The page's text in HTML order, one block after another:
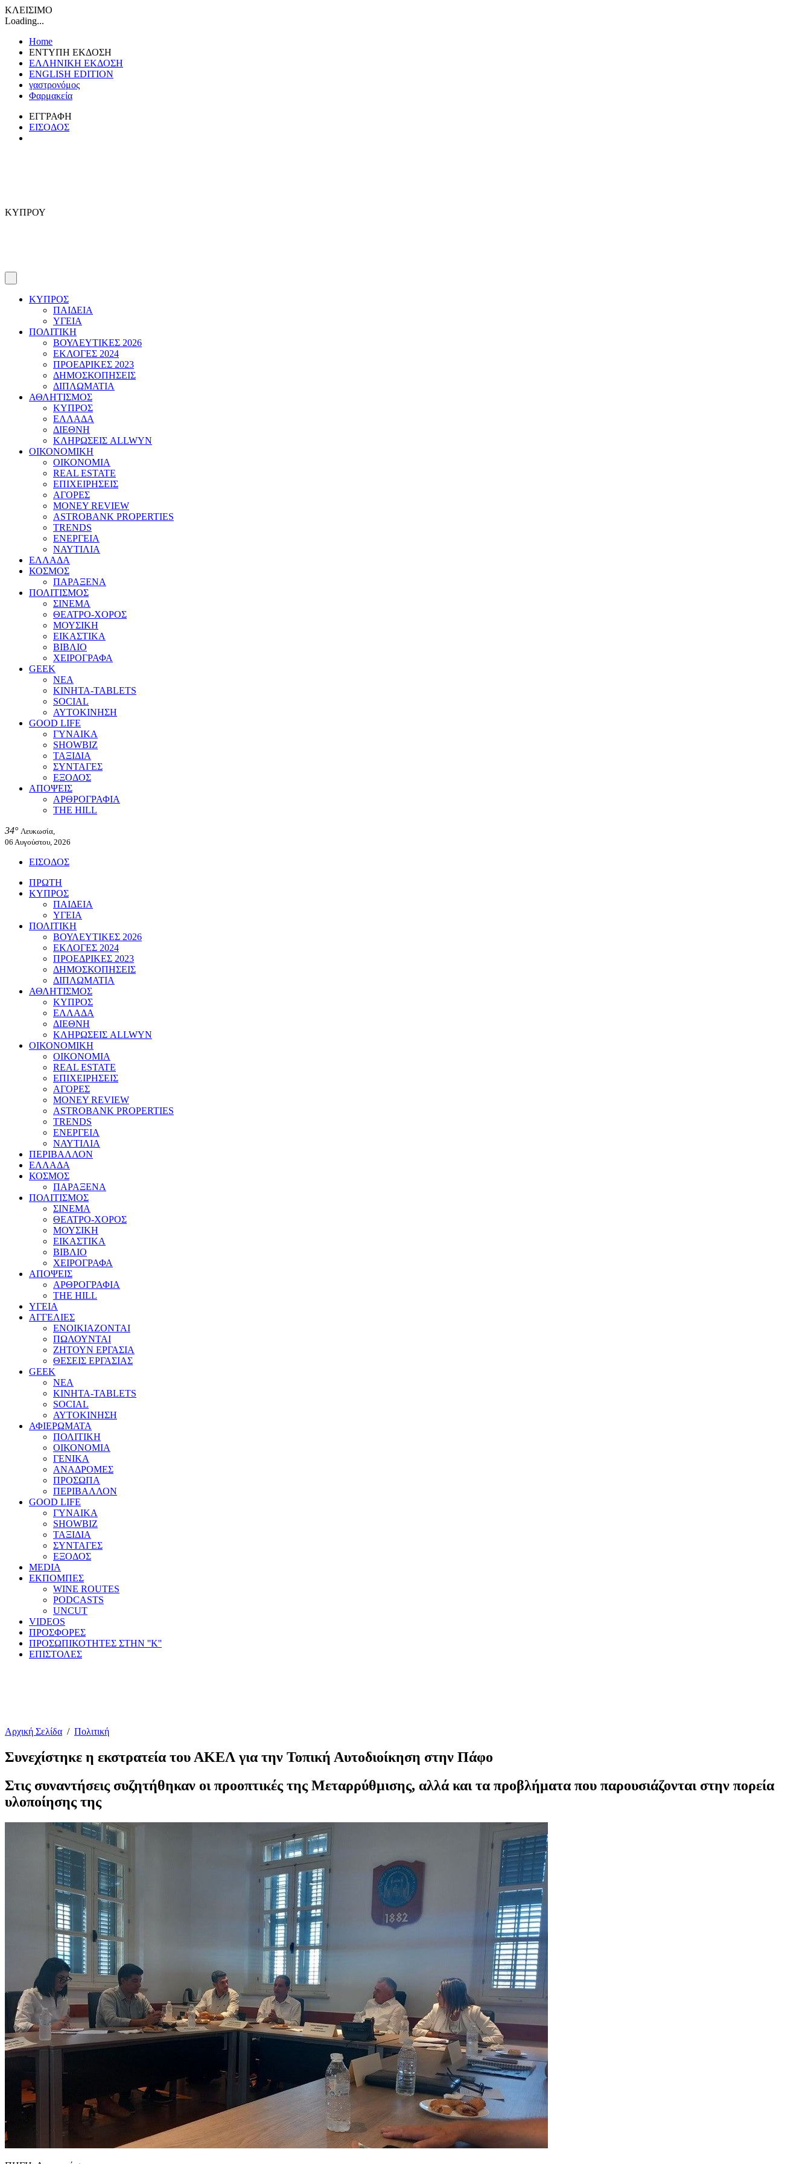
ΚΛΕΙΣΙΜΟ
Loading...
Home
ΕΝΤΥΠΗ ΕΚΔΟΣΗ
ΕΛΛΗΝΙΚΗ ΕΚΔΟΣΗ
ENGLISH EDITION
γαστρονόμος
Φαρμακεία
ΕΓΓΡΑΦΗ
ΕΙΣΟΔΟΣ
ΚΥΠΡΟΥ
ΚΥΠΡΟΣ
ΠΑΙΔΕΙΑ
ΥΓΕΙΑ
ΠΟΛΙΤΙΚΗ
ΒΟΥΛΕΥΤΙΚΕΣ 2026
ΕΚΛΟΓΕΣ 2024
ΠΡΟΕΔΡΙΚΕΣ 2023
ΔΗΜΟΣΚΟΠΗΣΕΙΣ
ΔΙΠΛΩΜΑΤΙΑ
ΑΘΛΗΤΙΣΜΟΣ
ΚΥΠΡΟΣ
ΕΛΛΑΔΑ
ΔΙΕΘΝΗ
ΚΛΗΡΩΣΕΙΣ ALLWYN
ΟΙΚΟΝΟΜΙΚΗ
ΟΙΚΟΝΟΜΙΑ
REAL ESTATE
ΕΠΙΧΕΙΡΗΣΕΙΣ
ΑΓΟΡΕΣ
MONEY REVIEW
ASTROBANK PROPERTIES
TRENDS
ΕΝΕΡΓΕΙΑ
ΝΑΥΤΙΛΙΑ
ΕΛΛΑΔΑ
ΚΟΣΜΟΣ
ΠΑΡΑΞΕΝΑ
ΠΟΛΙΤΙΣΜΟΣ
ΣΙΝΕΜΑ
ΘΕΑΤΡΟ-ΧΟΡΟΣ
ΜΟΥΣΙΚΗ
ΕΙΚΑΣΤΙΚΑ
ΒΙΒΛΙΟ
ΧΕΙΡΟΓΡΑΦΑ
GEEK
ΝΕΑ
ΚΙΝΗΤΑ-TABLETS
SOCIAL
ΑΥΤΟΚΙΝΗΣΗ
GOOD LIFE
ΓΥΝΑΙΚΑ
SHOWBIZ
ΤΑΞΙΔΙΑ
ΣΥΝΤΑΓΕΣ
ΕΞΟΔΟΣ
ΑΠΟΨΕΙΣ
ΑΡΘΡΟΓΡΑΦΙΑ
THE HILL
34° Λευκωσία,
06 Αυγούστου, 2026
ΕΙΣΟΔΟΣ
ΠΡΩΤΗ
ΚΥΠΡΟΣ
ΠΑΙΔΕΙΑ
ΥΓΕΙΑ
ΠΟΛΙΤΙΚΗ
ΒΟΥΛΕΥΤΙΚΕΣ 2026
ΕΚΛΟΓΕΣ 2024
ΠΡΟΕΔΡΙΚΕΣ 2023
ΔΗΜΟΣΚΟΠΗΣΕΙΣ
ΔΙΠΛΩΜΑΤΙΑ
ΑΘΛΗΤΙΣΜΟΣ
ΚΥΠΡΟΣ
ΕΛΛΑΔΑ
ΔΙΕΘΝΗ
ΚΛΗΡΩΣΕΙΣ ALLWYN
ΟΙΚΟΝΟΜΙΚΗ
ΟΙΚΟΝΟΜΙΑ
REAL ESTATE
ΕΠΙΧΕΙΡΗΣΕΙΣ
ΑΓΟΡΕΣ
MONEY REVIEW
ASTROBANK PROPERTIES
TRENDS
ΕΝΕΡΓΕΙΑ
ΝΑΥΤΙΛΙΑ
ΠΕΡΙΒΑΛΛΟΝ
ΕΛΛΑΔΑ
ΚΟΣΜΟΣ
ΠΑΡΑΞΕΝΑ
ΠΟΛΙΤΙΣΜΟΣ
ΣΙΝΕΜΑ
ΘΕΑΤΡΟ-ΧΟΡΟΣ
ΜΟΥΣΙΚΗ
ΕΙΚΑΣΤΙΚΑ
ΒΙΒΛΙΟ
ΧΕΙΡΟΓΡΑΦΑ
ΑΠΟΨΕΙΣ
ΑΡΘΡΟΓΡΑΦΙΑ
THE HILL
ΥΓΕΙΑ
ΑΓΓΕΛΙΕΣ
ΕΝΟΙΚΙΑΖΟΝΤΑΙ
ΠΩΛΟΥΝΤΑΙ
ΖΗΤΟΥΝ ΕΡΓΑΣΙΑ
ΘΕΣΕΙΣ ΕΡΓΑΣΙΑΣ
GEEK
ΝΕΑ
ΚΙΝΗΤΑ-TABLETS
SOCIAL
ΑΥΤΟΚΙΝΗΣΗ
ΑΦΙΕΡΩΜΑΤΑ
ΠΟΛΙΤΙΚΗ
ΟΙΚΟΝΟΜΙΑ
ΓΕΝΙΚΑ
ΑΝΑΔΡΟΜΕΣ
ΠΡΟΣΩΠΑ
ΠΕΡΙΒΑΛΛΟΝ
GOOD LIFE
ΓΥΝΑΙΚΑ
SHOWBIZ
ΤΑΞΙΔΙΑ
ΣΥΝΤΑΓΕΣ
ΕΞΟΔΟΣ
MEDIA
ΕΚΠΟΜΠΕΣ
WINE ROUTES
PODCASTS
UNCUT
VIDEOS
ΠΡΟΣΦΟΡΕΣ
ΠΡΟΣΩΠΙΚΟΤΗΤΕΣ ΣΤΗΝ ''Κ''
ΕΠΙΣΤΟΛΕΣ
Αρχική Σελίδα / Πολιτική
Συνεχίστηκε η εκστρατεία του ΑΚΕΛ για την Τοπική Αυτοδιοίκηση στην Πάφο
Στις συναντήσεις συζητήθηκαν οι προοπτικές της Μεταρρύθμισης, αλλά και τα προβλήματα που παρουσιάζονται στην πορεία
υλοποίησης της